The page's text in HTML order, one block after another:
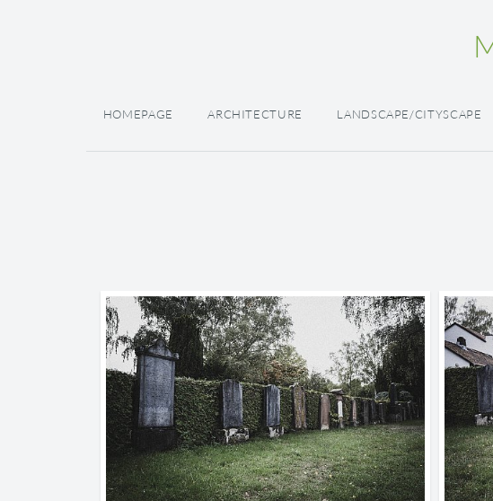
HOMEPAGE ARCHITECTURE LANDSCAPE/CITYSCAPE